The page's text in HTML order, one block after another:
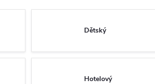
Dětský
Hotelový